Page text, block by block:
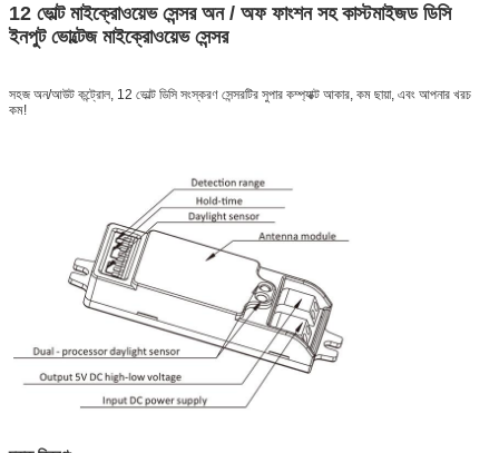
12 ভোল্ট মাইক্রোওয়েভ সেন্সর অন / অফ ফাংশন সহ কাস্টমাইজড ডিসি
ইনপুট ভোল্টেজ মাইক্রোওয়েভ সেন্সর
সহজ অন/আউট কন্ট্রোল, 12 ভোল্ট ডিসি সংস্করণ সেন্সরটির সুপার কম্প্যাক্ট আকার, কম ছায়া, এবং আপনার খরচ
কম!